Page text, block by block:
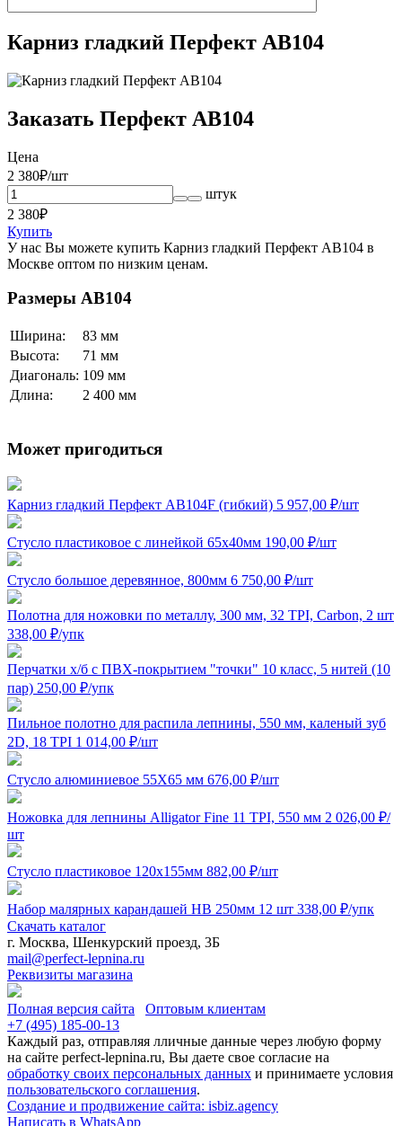
Карниз гладкий Перфект AB104
Заказать Перфект AB104
Цена
2 380₽/шт
штук
2 380₽
Купить
У нас Вы можете купить Карниз гладкий Перфект AB104 в
Москве оптом по низким ценам.
Размеры AB104
Ширина:
83 мм
Высота:
71 мм
Диагональ: 109 мм
Длина:
2 400 мм
Может пригодиться
Карниз гладкий Перфект AB104F (гибкий) 5 957,00 ₽/шт
Стусло пластиковое с линейкой 65x40мм 190,00 ₽/шт
Стусло большое деревянное, 800мм 6 750,00 ₽/шт
Полотна для ножовки по металлу, 300 мм, 32 TPI, Carbon, 2 шт
338,00 ₽/упк
Перчатки х/б с ПВХ-покрытием "точки" 10 класс, 5 нитей (10
пар) 250,00 ₽/упк
Пильное полотно для распила лепнины, 550 мм, каленый зуб
2D, 18 TPI 1 014,00 ₽/шт
Стусло алюминиевое 55Х65 мм 676,00 ₽/шт
Ножовка для лепнины Alligator Fine 11 TPI, 550 мм 2 026,00 ₽/
шт
Стусло пластиковое 120x155мм 882,00 ₽/шт
Набор малярных карандашей HB 250мм 12 шт 338,00 ₽/упк
Скачать каталог
г. Москва, Шенкурский проезд, 3Б
mail@perfect-lepnina.ru
Реквизиты магазина
Полная версия сайта
Оптовым клиентам
+7 (495) 185-00-13
Каждый раз, отправляя лличные данные через любую форму
на сайте perfect-lepnina.ru, Вы даете свое согласие на
обработку своих персональных данных и принимаете условия
пользовательского соглашения.
Создание и продвижение сайта: isbiz.agency
Написать в WhatsApp